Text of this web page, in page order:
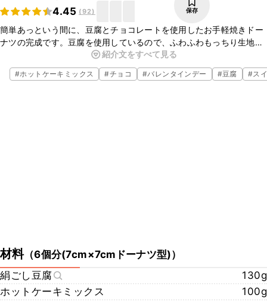
4.45 (92) 保存
簡単あっという間に、豆腐とチョコレートを使用したお手軽焼きドー
ナツの完成です。豆腐を使用しているので、ふわふわもっちり生地に
仕上がります。そして、材料も少なく、揚げ油もいらないのがとても
嬉しいレシピです。ぜひ、お試しください。
紹介文をすべて見る
#ホットケーキミックス #チョコ #バレンタインデー #豆腐 #ス
材料（6個分(7cm×7cmドーナツ型)）
絹ごし豆腐
130g
ホットケーキミックス
100g